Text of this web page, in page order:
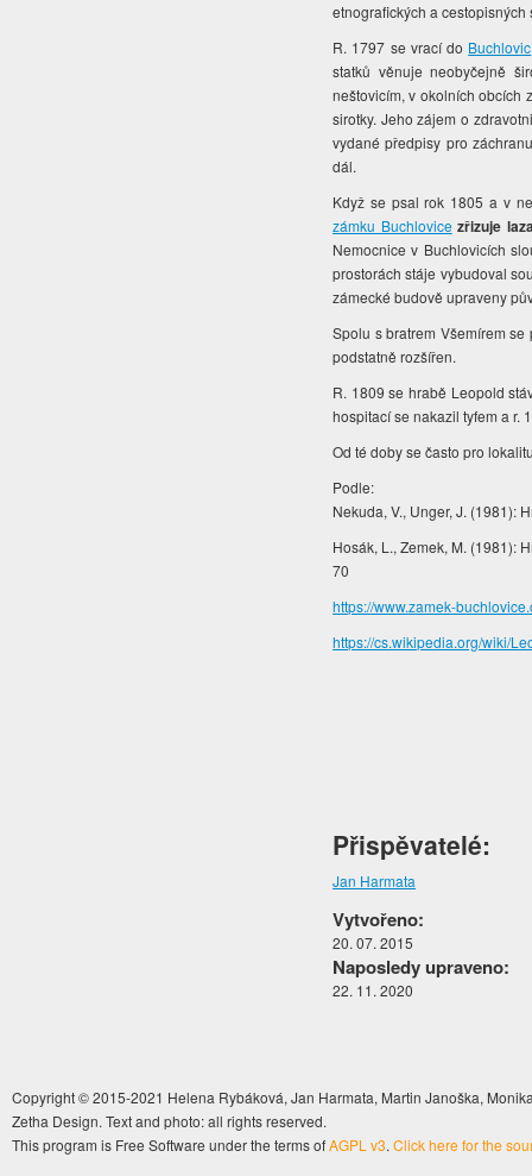
etnografických a cestopisných
R. 1797 se vrací do Buchlovic
statků věnuje neobyčejně
neštovicím, v okolních obcích
sirotky. Jeho zájem o
vydané předpisy pro
dál.
Když se psal rok 1805 a v
zámku Buchlovice zřizuje
Nemocnice v Buchlovicích
prostorách stáje vybudoval
zámecké budově upraveny
Spolu s bratrem Všemírem
podstatně rozšířen.
R. 1809 se hrabě Leopold
hospitací se nakazil tyfem a r.
Od té doby se často pro
Podle:
Nekuda, V., Unger, J. (1981):
Hosák, L., Zemek, M. (1981):
70
https://www.zamek-
https://cs.wikipedia.org/wiki/
Přispěvatelé:
Jan Harmata
Vytvořeno:
20. 07. 2015
Naposledy upraveno:
22. 11. 2020
Copyright © 2015-2021 Helena Rybáková, Jan Harmata, Martin Janoška,
Zetha Design. Text and photo: all rights reserved.
This program is Free Software under the terms ofAGPL v3. Click here for the